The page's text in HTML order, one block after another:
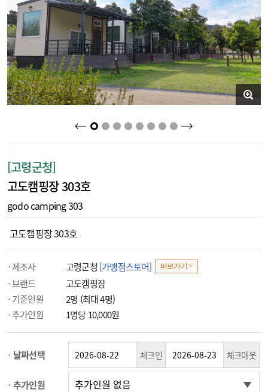
2 3 4 5 6 7 8
[고령군청]
고도캠핑장 303호
godo camping 303
고도캠핑장 303호
제조사 고령군청 [가맹점스토어] 바로가기 >
브랜드
고도캠핑장
기준인원
2명 (최대 4명)
추가인원
1명당 10,000원
날짜선택 체크인 체크아웃
추가인원